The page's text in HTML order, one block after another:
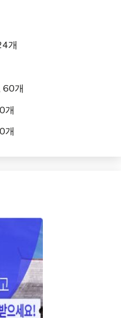
개
60개
개
개